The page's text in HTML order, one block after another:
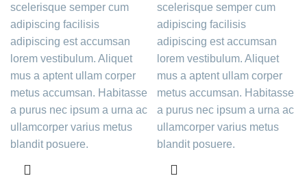
scelerisque semper cum
adipiscing facilisis
adipiscing est accumsan
lorem vestibulum. Aliquet
mus a aptent ullam corper
metus accumsan. Habitasse
a purus nec ipsum a urna ac
ullamcorper varius metus
blandit posuere.
scelerisque semper cum
adipiscing facilisis
adipiscing est accumsan
lorem vestibulum. Aliquet
mus a aptent ullam corper
metus accumsan. Habitasse
a purus nec ipsum a urna ac
ullamcorper varius metus
blandit posuere.